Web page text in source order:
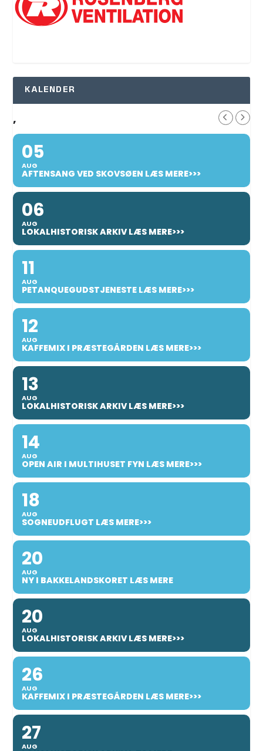
KALENDER
,
05
AUG
AFTENSANG VED SKOVSØEN LÆS MERE>>>
06
AUG
LOKALHISTORISK ARKIV LÆS MERE>>>
11
AUG
PETANQUEGUDSTJENESTE LÆS MERE>>>
12
AUG
KAFFEMIX I PRÆSTEGÅRDEN LÆS MERE>>>
13
AUG
LOKALHISTORISK ARKIV LÆS MERE>>>
14
AUG
OPEN AIR I MULTIHUSET FYN LÆS MERE>>>
18
AUG
SOGNEUDFLUGT LÆS MERE>>>
20
AUG
NY I BAKKELANDSKORET LÆS MERE
20
AUG
LOKALHISTORISK ARKIV LÆS MERE>>>
26
AUG
KAFFEMIX I PRÆSTEGÅRDEN LÆS MERE>>>
27
AUG